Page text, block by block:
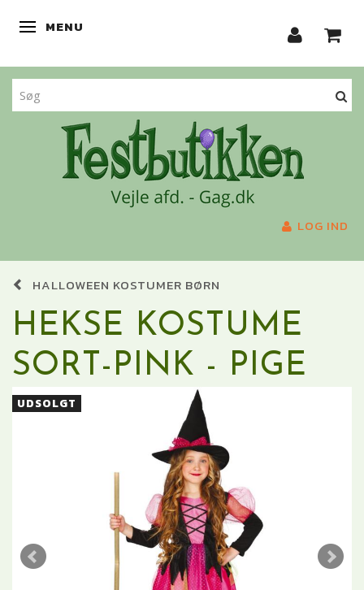
SKIFTE NAVIGATION
MENU
LOG IND
HALLOWEEN KOSTUMER BØRN
HEKSE KOSTUME
SORT-PINK - PIGE
UDSOLGT